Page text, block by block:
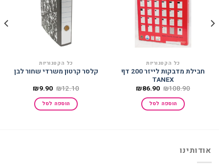
כל הקטגוריות
חבילת מדבקות לייזר 200 דף
TANEX
₪108.90 המחיר
היה:
₪108.90.
₪86.90 המחיר
הוספה לסל
כל הקטגוריות
קלסר קרטון משרדי שחור לבן
₪12.10 המחיר
היה:
₪12.10.
₪9.90 המחיר
הוא:
₪9.90. הוספה לסל
אודותינו